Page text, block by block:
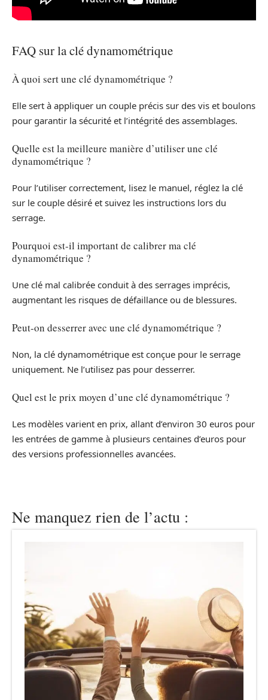
FAQ sur la clé dynamométrique
À quoi sert une clé dynamométrique ?
Elle sert à appliquer un couple précis sur des vis et boulons
pour garantir la sécurité et l’intégrité des assemblages.
Quelle est la meilleure manière d’utiliser une clé
dynamométrique ?
Pour l’utiliser correctement, lisez le manuel, réglez la clé
sur le couple désiré et suivez les instructions lors du
serrage.
Pourquoi est-il important de calibrer ma clé
dynamométrique ?
Une clé mal calibrée conduit à des serrages imprécis,
augmentant les risques de défaillance ou de blessures.
Peut-on desserrer avec une clé dynamométrique ?
Non, la clé dynamométrique est conçue pour le serrage
uniquement. Ne l’utilisez pas pour desserrer.
Quel est le prix moyen d’une clé dynamométrique ?
Les modèles varient en prix, allant d’environ 30 euros pour
les entrées de gamme à plusieurs centaines d’euros pour
des versions professionnelles avancées.
Ne manquez rien de l’actu :